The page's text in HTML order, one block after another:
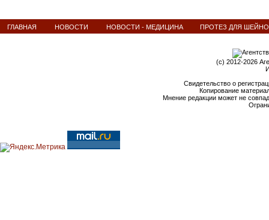
ГЛАВНАЯ НОВОСТИ НОВОСТИ - МЕДИЦИНА ПРОТЕЗ ДЛЯ
(c) 2012-2026
Свидетельство о
Копирование
Мнение редакции может не